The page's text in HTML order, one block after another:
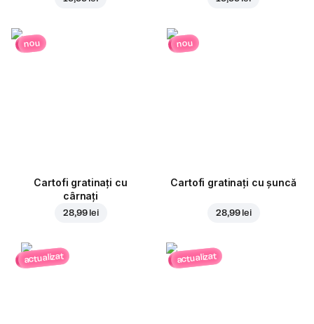
nou
Cartofi gratinați cu
cârnați
28,99 lei
nou
Cartofi gratinați cu șuncă
28,99 lei
actualizat actualizat